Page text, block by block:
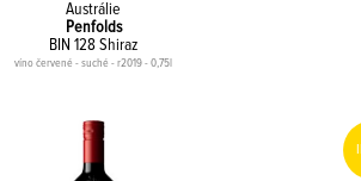
Austrálie
Penfolds
BIN 128 Shiraz
víno červené - suché - r2019 - 0,75l